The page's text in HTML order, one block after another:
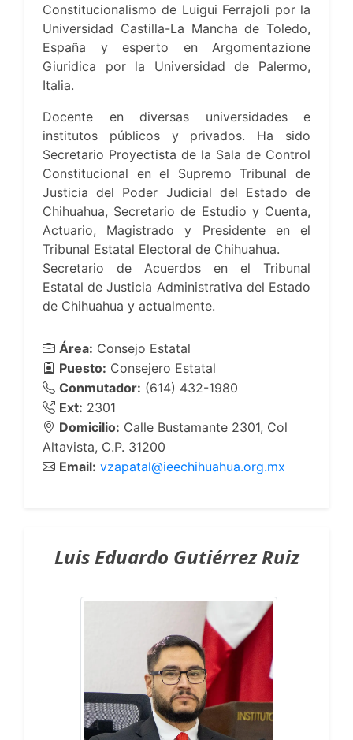
Constitucionalismo de Luigui Ferrajoli por la
Universidad Castilla-La Mancha de Toledo,
España y esperto en Argomentazione
Giuridica por la Universidad de Palermo,
Italia.
Docente en diversas universidades e
institutos públicos y privados. Ha sido
Secretario Proyectista de la Sala de Control
Constitucional en el Supremo Tribunal de
Justicia del Poder Judicial del Estado de
Chihuahua, Secretario de Estudio y Cuenta,
Actuario, Magistrado y Presidente en el
Tribunal Estatal Electoral de Chihuahua.
Secretario de Acuerdos en el Tribunal
Estatal de Justicia Administrativa del Estado
de Chihuahua y actualmente.
Área: Consejo Estatal
Puesto: Consejero Estatal
Conmutador: (614) 432-1980
Ext: 2301
Domicilio: Calle Bustamante 2301, Col
Altavista, C.P. 31200
Email: vzapatal@ieechihuahua.org.mx
Luis Eduardo Gutiérrez Ruiz